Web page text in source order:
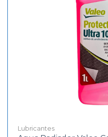
Lubricantes